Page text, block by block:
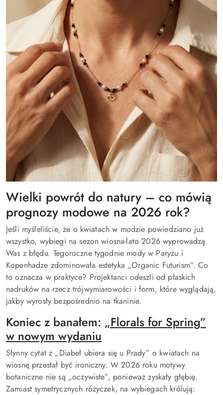
Wielki powrót do natury – co mówią
prognozy modowe na 2026 rok?
Jeśli myśleliście, że o kwiatach w modzie powiedziano już
wszystko, wybiegi na sezon wiosna-lato 2026 wyprowadzą
Was z błędu. Tegoroczne tygodnie mody w Paryżu i
Kopenhadze zdominowała estetyka „Organic Futurism”. Co
to oznacza w praktyce? Projektanci odeszli od płaskich
nadruków na rzecz trójwymiarowości i form, które wyglądają,
jakby wyrosły bezpośrednio na tkaninie.
Koniec z banałem: „Florals for Spring”
w nowym wydaniu
Słynny cytat z „Diabeł ubiera się u Prady” o kwiatach na
wiosnę przestał być ironiczny. W 2026 roku motywy
botaniczne nie są „oczywiste”, ponieważ zyskały głębię.
Zamiast symetrycznych różyczek, na wybiegach królują: